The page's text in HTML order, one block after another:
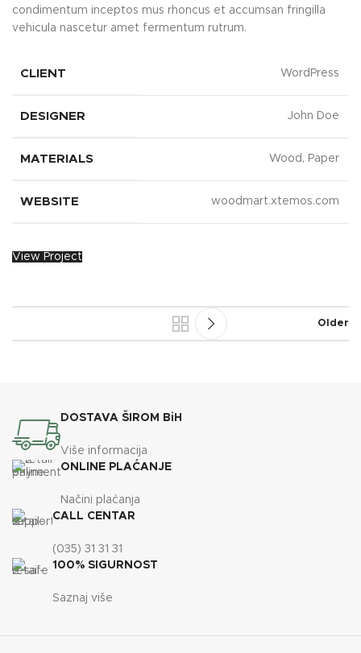
condimentum inceptos mus rhoncus et accumsan fringilla
vehicula nascetur amet fermentum rutrum.
CLIENT WordPress
DESIGNER John Doe
MATERIALS Wood, Paper
WEBSITE woodmart.xtemos.com
View Project
Older
DOSTAVA ŠIROM BiH
Više informacija
ONLINE PLAĆANJE
Načini plaćanja
CALL CENTAR
(035) 31 31 31
100% SIGURNOST
Saznaj više